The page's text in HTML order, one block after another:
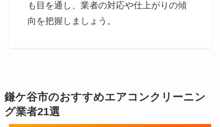
も目を通し、業者の対応や仕上がりの傾
向を把握しましょう。
鎌ケ谷市のおすすめエアコンクリーニン
グ業者21選